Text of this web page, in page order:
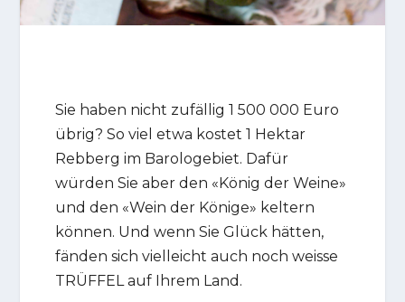
Sie haben nicht zufällig 1 500 000 Euro
übrig? So viel etwa kostet 1 Hektar
Rebberg im Barologebiet. Dafür
würden Sie aber den «König der Weine»
und den «Wein der Könige» keltern
können. Und wenn Sie Glück hätten,
fänden sich vielleicht auch noch weisse
TRÜFFEL auf Ihrem Land.